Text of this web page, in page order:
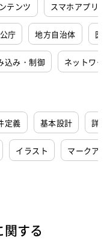
テンツ スマホアプリ
庁 地方自治体 医
込み・制御 ネットワ
定義 基本設計 詳
イラスト マークア
する